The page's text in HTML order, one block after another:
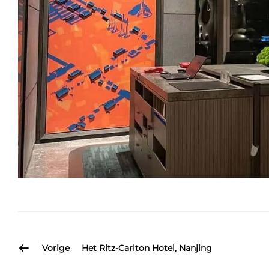
Vorige Het Ritz-Carlton Hotel, Nanjing